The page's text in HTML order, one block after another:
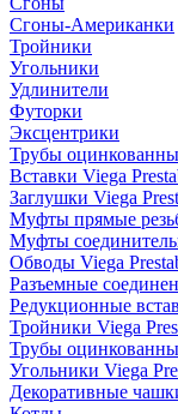
Сгоны-Американки
Тройники
Угольники
Удлинители
Футорки
Эксцентрики
Трубы
Вставки Viega
Заглушки Viega
Муфты прямые
Муфты
Обводы Viega
Разъемные
Редукционные
Тройники Viega
Трубы
Угольники Viega
Декоративные